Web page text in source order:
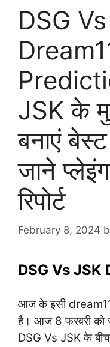
DSG
JSK के
बनाएं
जाने
रिपोर्ट
February 8, 2024
DSG Vs JSK
आज के इसी
हैं। आज 8 फरवरी को
DSG Vs JSK के